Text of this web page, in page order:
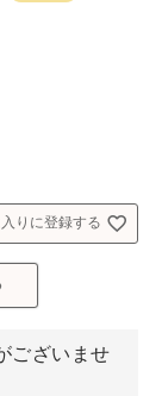
りに登録する
ございませ